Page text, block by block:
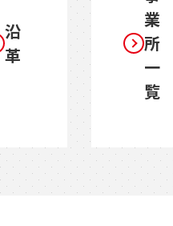
沿
革
業
所
一
覧